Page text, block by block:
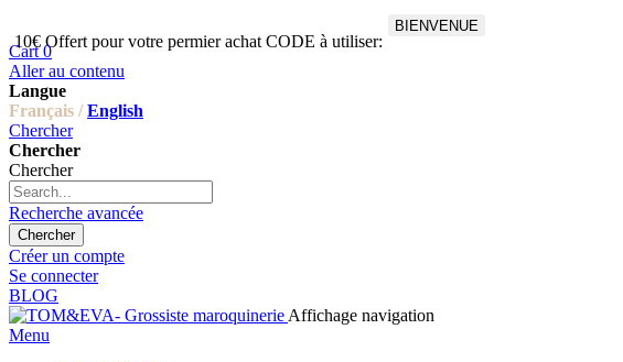
10€ Offert pour votre permier achat CODE à utiliser:
BIENVENUE
Cart 0
Aller au contenu
Langue
Français / English
Chercher
Chercher
Chercher
Recherche avancée
Chercher
Créer un compte
Se connecter
BLOG
Affichage navigation
Menu